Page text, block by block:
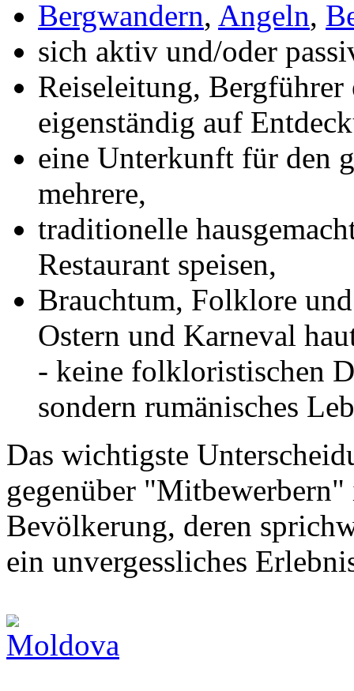
Bergwandern, Angeln,
sich aktiv und/oder
Reiseleitung,
eigenständig auf
eine Unterkunft für den
mehrere,
traditionelle
Restaurant speisen,
Brauchtum, Folklore
Ostern und Karneval
- keine folkloristischen
sondern rumänisches
Das wichtigste
gegenüber
Bevölkerung, deren
ein unvergessliches